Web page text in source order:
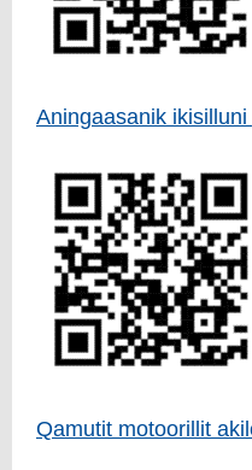
Aningaasanik
Qamutit motoorillit